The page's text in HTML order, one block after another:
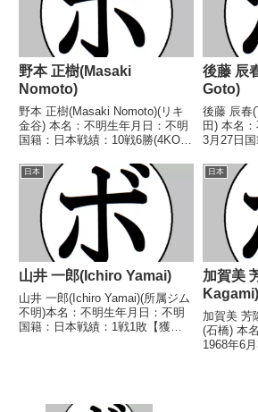
野本 正樹(Masaki
Nomoto)
野本 正樹(Masaki Nomoto)(リキ
金谷) 本名：不明生年月日：不明
国籍：日本戦績：10戦6勝(4KO)4
日本ウェルター級新人王 【戦
歴】1968/09/19 ○4R判定 (採点
不明) 西尾 二郎...
後藤 辰
Goto)
後藤 辰春
田) 本名
3月27日国
年度中日
歴】
剛史(岡崎
日本
山井 一郎(Ichiro Yamai)
山井 一郎(Ichiro Yamai)(所属ジム
不明)本名：不明生年月日：不明
国籍：日本戦績：1戦1敗【獲得
日本
加賀美
Kagami)
加賀美 芳
(石橋) 本
1968年6